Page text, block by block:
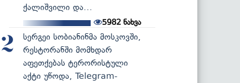
ქალიშვილი და...
5982 ნახვა
2
სერგეი სობიანინმა მოსკოვში,
რესტორანში მომხდარ
აფეთქებას ტერორისტული
აქტი უწოდა, Telegram-